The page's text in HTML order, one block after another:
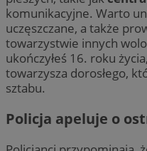
komunikacyjne. Warto
uczęszczane, a także
towarzystwie innych
ukończyłeś 16. roku
towarzysza dorosłego,
sztabu.
Policja apeluje o